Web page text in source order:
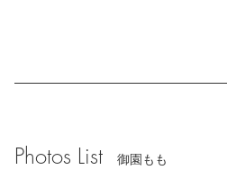
Photos List 御園もも